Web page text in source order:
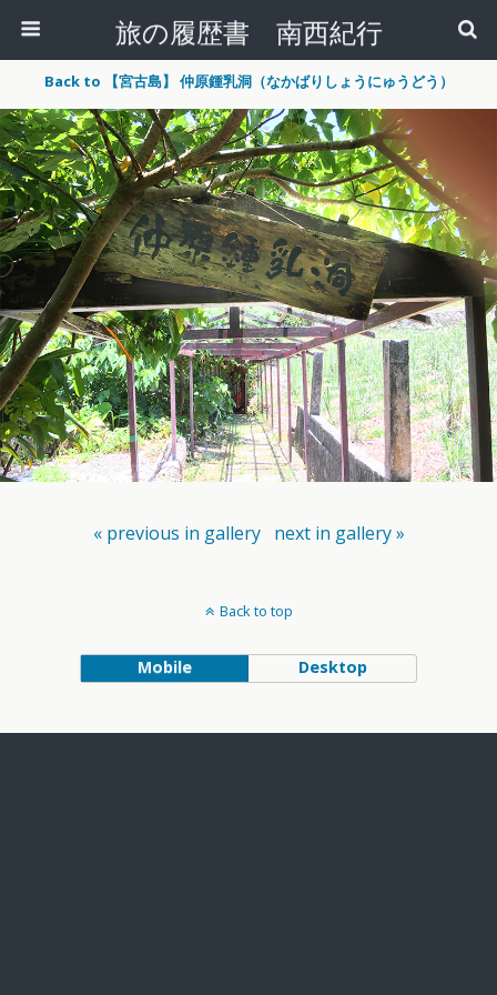
旅の履歴書 南西紀行
Back to 【宮古島】 仲原鍾乳洞（なかばりしょうにゅうどう）
« previous in gallery next in gallery »
Back to top
Mobile Desktop